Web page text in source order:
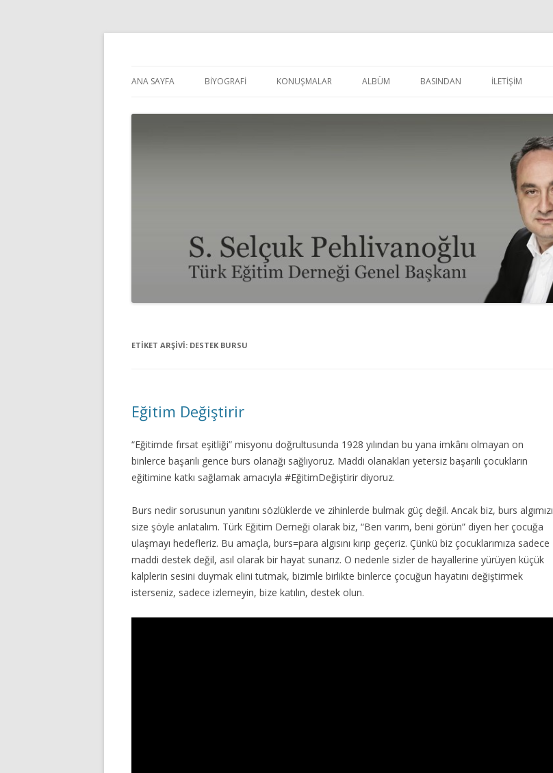
atla
ANA SAYFA BİYOGRAFİ KONUŞMALAR ALBÜM BASINDAN İLETİŞİM
ETIKET ARŞIVI: DESTEK BURSU
Eğitim Değiştirir
“Eğitimde fırsat eşitliği” misyonu doğrultusunda 1928 yılından bu yana imkânı olmayan on
binlerce başarılı gence burs olanağı sağlıyoruz. Maddi olanakları yetersiz başarılı çocukların
eğitimine katkı sağlamak amacıyla #EğitimDeğiştirir diyoruz.
Burs nedir sorusunun yanıtını sözlüklerde ve zihinlerde bulmak güç değil. Ancak biz, burs algımızı
size şöyle anlatalım. Türk Eğitim Derneği olarak biz, “Ben varım, beni görün” diyen her çocuğa
ulaşmayı hedefleriz. Bu amaçla, burs=para algısını kırıp geçeriz. Çünkü biz çocuklarımıza sadece
maddi destek değil, asıl olarak bir hayat sunarız. O nedenle sizler de hayallerine yürüyen küçük
kalplerin sesini duymak elini tutmak, bizimle birlikte binlerce çocuğun hayatını değiştirmek
isterseniz, sadece izlemeyin, bize katılın, destek olun.